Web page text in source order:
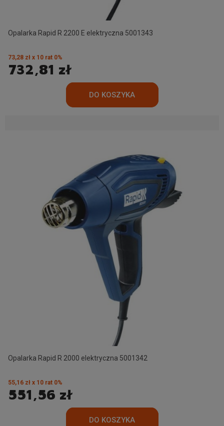
Opalarka Rapid R 2200 E elektryczna 5001343
732,81 zł
73,28 zł x 10 rat 0%
Opalarka Rapid R 2000 elektryczna 5001342
551,56 zł
55,16 zł x 10 rat 0%